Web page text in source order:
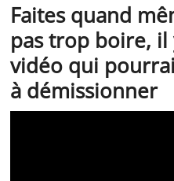
Faites quand
pas trop boire, il
vidéo qui
à démissionner